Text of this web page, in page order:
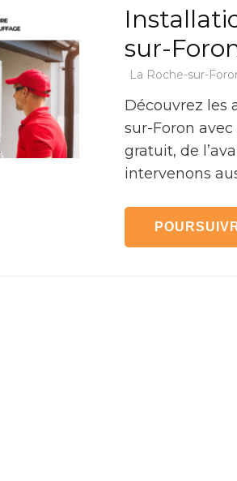
sur-
La Roche-sur-
Découvrez les
sur-Foron
gratuit, de
intervenons